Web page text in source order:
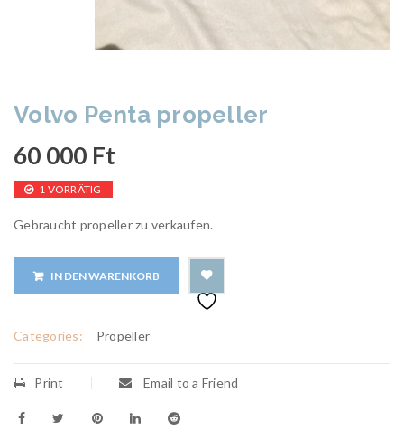
Volvo Penta propeller
60 000 Ft
1 VORRÄTIG
Gebraucht propeller zu verkaufen.
IN DEN WARENKORB
Categories: Propeller
Print Email to a Friend